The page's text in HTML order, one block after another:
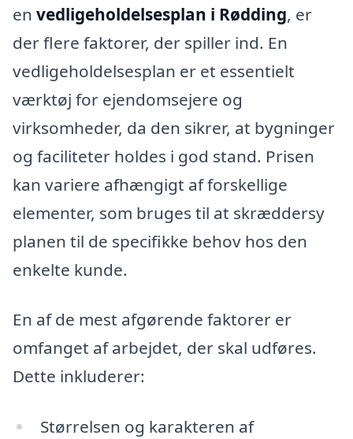
en vedligeholdelsesplan i Rødding, er
der flere faktorer, der spiller ind. En
vedligeholdelsesplan er et essentielt
værktøj for ejendomsejere og
virksomheder, da den sikrer, at bygninger
og faciliteter holdes i god stand. Prisen
kan variere afhængigt af forskellige
elementer, som bruges til at skræddersy
planen til de specifikke behov hos den
enkelte kunde.
En af de mest afgørende faktorer er
omfanget af arbejdet, der skal udføres.
Dette inkluderer:
Størrelsen og karakteren af